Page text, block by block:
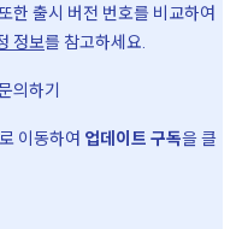
한 출시 버전 번호를 비교하여
정보를 참고하세요.
의하기
이동하여 업데이트 구독을 클